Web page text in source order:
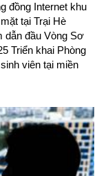
đồng Internet khu
tại Trại Hè
dẫn đầu Vòng Sơ
Triển khai Phòng
viên tại miền